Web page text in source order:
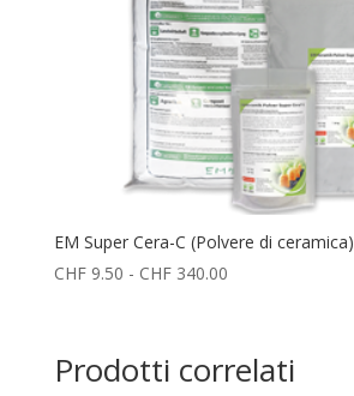
EM Super Cera-C (Polvere di ceramica)
CHF9.50 - CHF340.00Fascia
CHF 9.50
Prodotti correlati